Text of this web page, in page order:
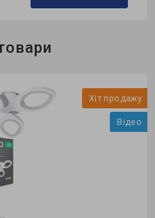
Хіт продажу
Відео